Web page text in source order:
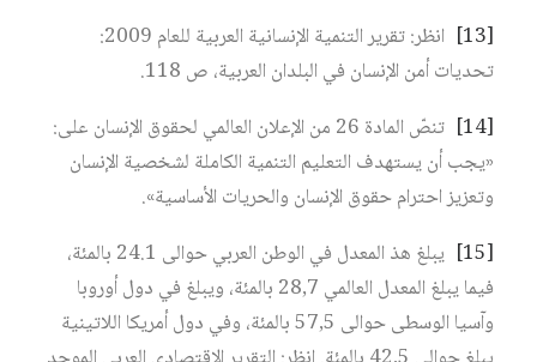
[13]
انظر: تقرير التنمية الإنسانية العربية للعام 2009:
تحديات أمن الإنسان في البلدان العربية، ص 118.
[14]
تنصّ المادة 26 من الإعلان العالمي لحقوق الإنسان على:
«يجب أن يستهدف التعليم التنمية الكاملة لشخصية الإنسان
وتعزيز احترام حقوق الإنسان والحريات الأساسية».
[15]
يبلغ هذ المعدل في الوطن العربي حوالى 24.1 بالمئة،
فيما يبلغ المعدل العالمي 28,7 بالمئة، ويبلغ في دول أوروبا
وآسيا الوسطى حوالى 57,5 بالمئة، وفي دول أمريكا اللاتينية